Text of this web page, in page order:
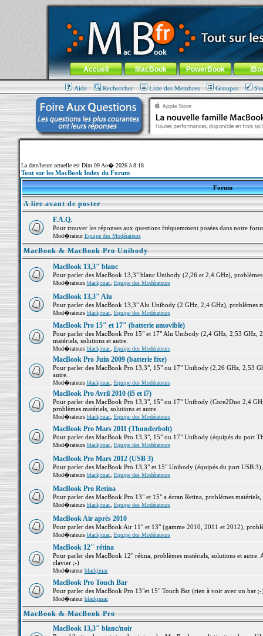
MacBook-fr.com : 100% Apple... 100% nomade !
Aller au contenu-Aller au menu général-Aller au menu de
Menu général
Accueil MacBook PowerBook
Aide Rechercher Liste des Membres Groupes
La date/heure actuelle est Dim 09 Ao� 2026 à 8:18
Tout sur les MacBook Index du Forum
Forum
A lire avant de poster
F.A.Q.
Pour trouver les réponses aux questions fréquemment posées dans notre
Mod�rateurEquipe des Modérateurs
MacBook & MacBook Pro Unibody
MacBook 13,3" blanc
Pour parler des MacBook 13,3" blanc Unibody (2,26 et 2,4 GHz),
Mod�rateurs blackjmac, Equipe des Modérateurs
MacBook 13,3" Alu
Pour parler des MacBook 13,3" Alu Unibody (2 GHz, 2,4 GHz), problèmes
Mod�rateurs blackjmac, Equipe des Modérateurs
MacBook Pro 15" et 17" (batterie amovible)
Pour parler des MacBook Pro 15" et 17" Alu Unibody (2,4 GHz, 2,53 GHz,
matériels, solutions et autre.
Mod�rateurs blackjmac, Equipe des Modérateurs
MacBook Pro Juin 2009 (batterie fixe)
Pour parler des MacBook Pro 13,3", 15" ou 17" Unibody (2,26 GHz, 2,53
autre.
Mod�rateurs blackjmac, Equipe des Modérateurs
MacBook Pro Avril 2010 (i5 et i7)
Pour parler des MacBook Pro 13,3", 15" ou 17" Unibody (Core2Duo 2,4
problèmes matériels, solutions et autre.
Mod�rateurs blackjmac, Equipe des Modérateurs
MacBook Pro Mars 2011 (Thunderbolt)
Pour parler des MacBook Pro 13,3", 15" ou 17" Unibody (équipés du port
Mod�rateurs blackjmac, Equipe des Modérateurs
MacBook Pro Mars 2012 (USB 3)
Pour parler des MacBook Pro 13,3" et 15" Unibody (équipés du port USB
Mod�rateurs blackjmac, Equipe des Modérateurs
MacBook Pro Retina
Pour parler des MacBook Pro 13" et 15" a écran Retina, problèmes matériels,
Mod�rateurs blackjmac, Equipe des Modérateurs
MacBook Air après 2010
Pour parler des MacBook Air 11" et 13" (gamme 2010, 2011 et 2012),
Mod�rateurs blackjmac, Equipe des Modérateurs
MacBook 12" rétina
Pour parler des MacBook 12" rétina, problèmes matériels, solutions et
clavier ;-)
Mod�rateurblackjmac
MacBook Pro Touch Bar
Pour parler des MacBook Pro 13"et 15" Touch Bar (rien à voir avec un bar
Mod�rateurblackjmac
MacBook & MacBook Pro
MacBook 13,3" blanc/noir